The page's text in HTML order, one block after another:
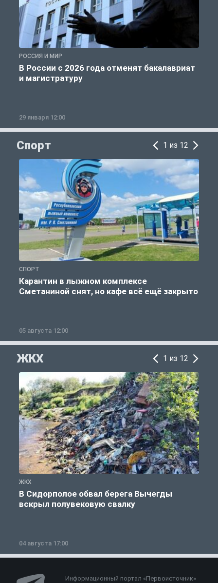
РОССИЯ И МИР
В России с 2026 года отменят бакалавриат
и магистратуру
29 января 12:00
Спорт 1 из 12
СПОРТ
Карантин в лыжном комплексе
Сметаниной снят, но кафе всё ещё закрыто
05 августа 12:00
ЖКХ 1 из 12
ЖКХ
В Сидорполое обвал берега Вычегды
вскрыл полувековую свалку
04 августа 17:00
Информационный портал «Первоисточник»